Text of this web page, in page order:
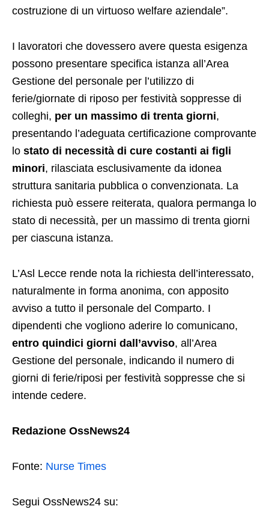
costruzione di un virtuoso welfare aziendale”.
I lavoratori che dovessero avere questa esigenza
possono presentare specifica istanza all’Area
Gestione del personale per l’utilizzo di
ferie/giornate di riposo per festività soppresse di
colleghi, per un massimo di trenta giorni,
presentando l’adeguata certificazione comprovante
lo stato di necessità di cure costanti ai figli
minori, rilasciata esclusivamente da idonea
struttura sanitaria pubblica o convenzionata. La
richiesta può essere reiterata, qualora permanga lo
stato di necessità, per un massimo di trenta giorni
per ciascuna istanza.
L’Asl Lecce rende nota la richiesta dell’interessato,
naturalmente in forma anonima, con apposito
avviso a tutto il personale del Comparto. I
dipendenti che vogliono aderire lo comunicano,
entro quindici giorni dall’avviso, all’Area
Gestione del personale, indicando il numero di
giorni di ferie/riposi per festività soppresse che si
intende cedere.
Redazione OssNews24
Fonte: Nurse Times
Segui OssNews24 su: